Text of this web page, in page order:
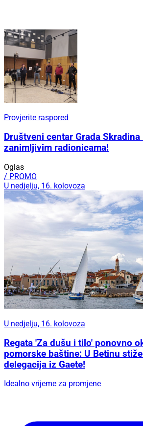
Provjerite raspored
Društveni centar Grada
zanimljivim radionicama!
Oglas
/ PROMO
U nedjelju, 16. kolovoza
U nedjelju, 16. kolovoza
Regata 'Za dušu i tilo' ponovno
pomorske baštine: U Betinu
delegacija iz Gaete!
Idealno vrijeme za promjene